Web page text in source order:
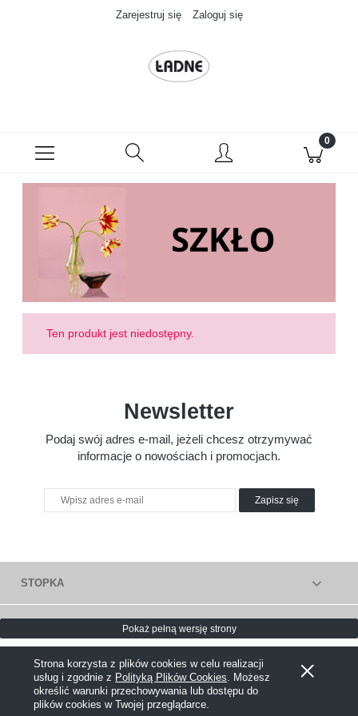
Strona korzysta z plików cookies w celu realizacji
usług i zgodnie z Polityką Plików Cookies. Możesz
określić warunki przechowywania lub dostępu do
plików cookies w Twojej przeglądarce.
Zarejestruj się Zaloguj się
Ten produkt jest niedostępny.
Newsletter
Podaj swój adres e-mail, jeżeli chcesz otrzymywać
informacje o nowościach i promocjach.
Zapisz się
STOPKA
Pokaż pełną wersję strony